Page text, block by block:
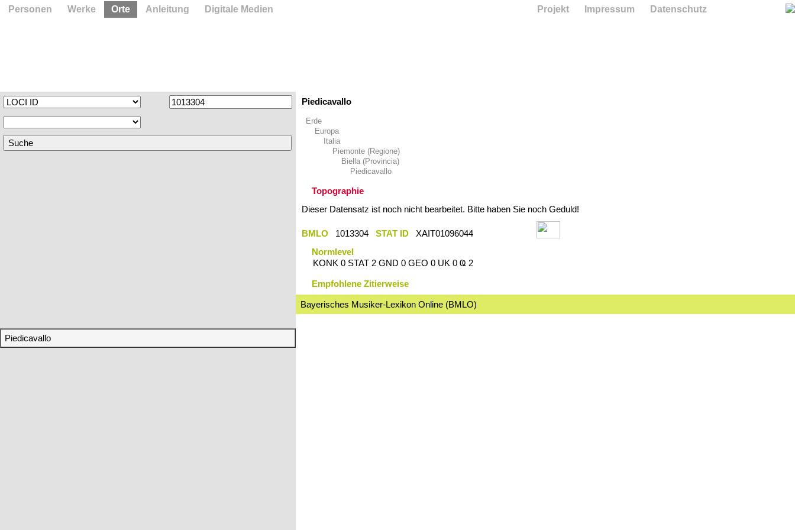
Piedicavallo
Piedicavallo
Erde
Europa
Italia
Piemonte (Regione)
Biella (Provincia)
Piedicavallo
Topographie
Dieser Datensatz ist noch nicht bearbeitet. Bitte haben Sie noch Geduld!
BMLO 1013304 STAT ID
XAIT01096044
Normlevel
KONK 0 STAT 2 GND 0 GEO 0 UK 0 Ҩ 2
Empfohlene Zitierweise
Bayerisches Musiker-Lexikon Online (BMLO)
Personen Werke Orte Anleitung Digitale Medien Projekt Impressum Datenschutz